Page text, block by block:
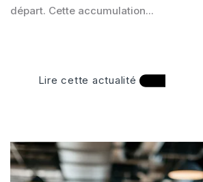
départ. Cette accumulation...
Lire cette actualité